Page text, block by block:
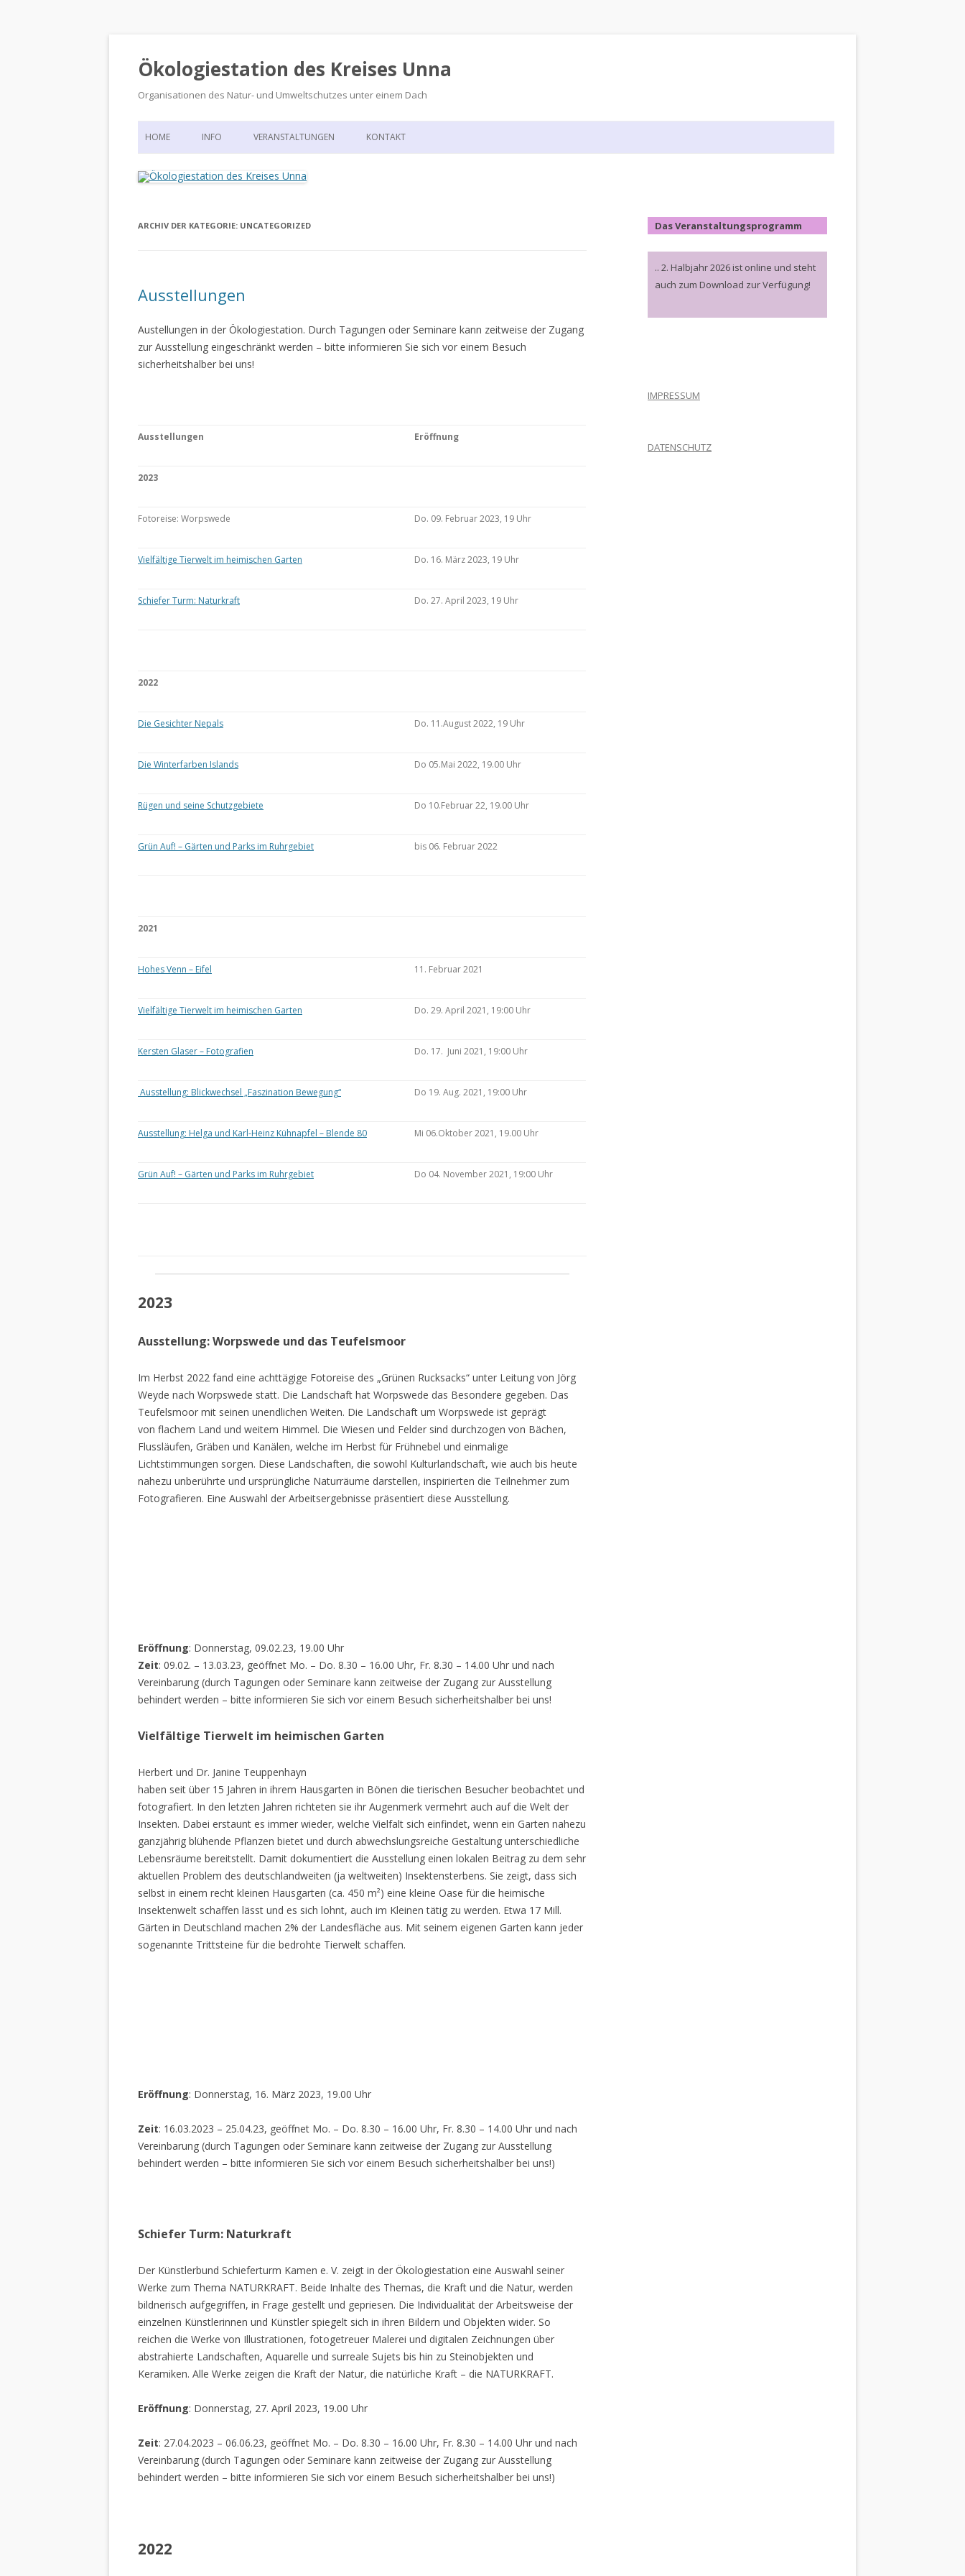
Ökologiestation des Kreises Unna
Organisationen des Natur- und Umweltschutzes unter einem Dach
Zum
HOME INFO VERANSTALTUNGEN KONTAKT
ARCHIV DER KATEGORIE: UNCATEGORIZED
Ausstellungen
Austellungen in der Ökologiestation. Durch Tagungen oder Seminare kann zeitweise der Zugang
zur Ausstellung eingeschränkt werden – bitte informieren Sie sich vor einem Besuch
sicherheitshalber bei uns!
Ausstellungen Eröffnung
2023
Fotoreise: Worpswede Do. 09. Februar 2023, 19 Uhr
Vielfältige Tierwelt im heimischen Garten Do. 16. März 2023, 19 Uhr
Schiefer Turm: Naturkraft Do. 27. April 2023, 19 Uhr
2022
Die Gesichter Nepals Do. 11.August 2022, 19 Uhr
Die Winterfarben Islands Do 05.Mai 2022, 19.00 Uhr
Rügen und seine Schutzgebiete Do 10.Februar 22, 19.00 Uhr
Grün Auf! – Gärten und Parks im Ruhrgebiet bis 06. Februar 2022
2021
Hohes Venn – Eifel 11. Februar 2021
Vielfältige Tierwelt im heimischen Garten Do. 29. April 2021, 19:00 Uhr
Kersten Glaser – Fotografien Do. 17. Juni 2021, 19:00 Uhr
Ausstellung: Blickwechsel „Faszination Bewegung“ Do 19. Aug. 2021, 19:00 Uhr
Ausstellung: Helga und Karl-Heinz Kühnapfel – Blende 80 Mi 06.Oktober 2021, 19.00 Uhr
Grün Auf! – Gärten und Parks im Ruhrgebiet Do 04. November 2021, 19:00 Uhr
2023
Ausstellung: Worpswede und das Teufelsmoor
Im Herbst 2022 fand eine achttägige Fotoreise des „Grünen Rucksacks“ unter Leitung von Jörg
Weyde nach Worpswede statt. Die Landschaft hat Worpswede das Besondere gegeben. Das
Teufelsmoor mit seinen unendlichen Weiten. Die Landschaft um Worpswede ist geprägt
von flachem Land und weitem Himmel. Die Wiesen und Felder sind durchzogen von Bächen,
Flussläufen, Gräben und Kanälen, welche im Herbst für Frühnebel und einmalige
Lichtstimmungen sorgen. Diese Landschaften, die sowohl Kulturlandschaft, wie auch bis heute
nahezu unberührte und ursprüngliche Naturräume darstellen, inspirierten die Teilnehmer zum
Fotografieren. Eine Auswahl der Arbeitsergebnisse präsentiert diese Ausstellung.
Eröffnung: Donnerstag, 09.02.23, 19.00 Uhr
Zeit: 09.02. – 13.03.23, geöffnet Mo. – Do. 8.30 – 16.00 Uhr, Fr. 8.30 – 14.00 Uhr und nach
Vereinbarung (durch Tagungen oder Seminare kann zeitweise der Zugang zur Ausstellung
behindert werden – bitte informieren Sie sich vor einem Besuch sicherheitshalber bei uns!
Vielfältige Tierwelt im heimischen Garten
Herbert und Dr. Janine Teuppenhayn
haben seit über 15 Jahren in ihrem Hausgarten in Bönen die tierischen Besucher beobachtet und
fotografiert. In den letzten Jahren richteten sie ihr Augenmerk vermehrt auch auf die Welt der
Insekten. Dabei erstaunt es immer wieder, welche Vielfalt sich einfindet, wenn ein Garten nahezu
ganzjährig blühende Pflanzen bietet und durch abwechslungsreiche Gestaltung unterschiedliche
Lebensräume bereitstellt. Damit dokumentiert die Ausstellung einen lokalen Beitrag zu dem sehr
aktuellen Problem des deutschlandweiten (ja weltweiten) Insektensterbens. Sie zeigt, dass sich
selbst in einem recht kleinen Hausgarten (ca. 450 m²) eine kleine Oase für die heimische
Insektenwelt schaffen lässt und es sich lohnt, auch im Kleinen tätig zu werden. Etwa 17 Mill.
Gärten in Deutschland machen 2% der Landesfläche aus. Mit seinem eigenen Garten kann jeder
sogenannte Trittsteine für die bedrohte Tierwelt schaffen.
Eröffnung: Donnerstag, 16. März 2023, 19.00 Uhr
Zeit: 16.03.2023 – 25.04.23, geöffnet Mo. – Do. 8.30 – 16.00 Uhr, Fr. 8.30 – 14.00 Uhr und nach
Vereinbarung (durch Tagungen oder Seminare kann zeitweise der Zugang zur Ausstellung
behindert werden – bitte informieren Sie sich vor einem Besuch sicherheitshalber bei uns!)
Schiefer Turm: Naturkraft
Der Künstlerbund Schieferturm Kamen e. V. zeigt in der Ökologiestation eine Auswahl seiner
Werke zum Thema NATURKRAFT. Beide Inhalte des Themas, die Kraft und die Natur, werden
bildnerisch aufgegriffen, in Frage gestellt und gepriesen. Die Individualität der Arbeitsweise der
einzelnen Künstlerinnen und Künstler spiegelt sich in ihren Bildern und Objekten wider. So
reichen die Werke von Illustrationen, fotogetreuer Malerei und digitalen Zeichnungen über
abstrahierte Landschaften, Aquarelle und surreale Sujets bis hin zu Steinobjekten und
Keramiken. Alle Werke zeigen die Kraft der Natur, die natürliche Kraft – die NATURKRAFT.
Eröffnung: Donnerstag, 27. April 2023, 19.00 Uhr
Zeit: 27.04.2023 – 06.06.23, geöffnet Mo. – Do. 8.30 – 16.00 Uhr, Fr. 8.30 – 14.00 Uhr und nach
Vereinbarung (durch Tagungen oder Seminare kann zeitweise der Zugang zur Ausstellung
behindert werden – bitte informieren Sie sich vor einem Besuch sicherheitshalber bei uns!)
2022
Das Veranstaltungsprogramm
.. 2. Halbjahr 2026 ist online und steht
auch zum Download zur Verfügung!
IMPRESSUM
DATENSCHUTZ